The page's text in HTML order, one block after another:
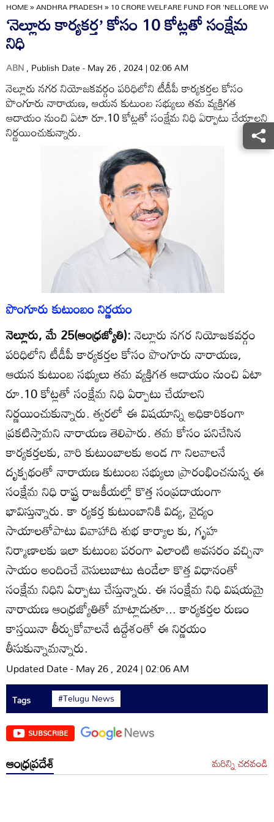
HOME»ANDHRA PRADESH»10 CRORE WELFARE FUND FOR 'NELLORE
‘నెల్లూరు కార్యకర్త’ కోసం 10 కోట్లతో సంక్షేమ
నిధి
ABN, Publish Date - May 26 , 2024 | 02:06 AM
నెల్లూరు నగర నియోజకవర్గం పరిధిలోని టీడీపీ కార్యకర్తల కోసం
పొంగూరు నారాయణ, ఆయన కుటుంబ సభ్యులు తమ వ్యక్తిగత
ఆదాయం నుంచి ఏటా రూ.10 కోట్లతో సంక్షేమ నిధి ఏర్పాటు చేయాలని
నిర్ణయించుకున్నారు.
పొంగూరు కుటుంబం నిర్ణయం
నెల్లూరు, మే 25(ఆంధ్రజ్యోతి):నెల్లూరు నగర నియోజకవర్గం
పరిధిలోని టీడీపీ కార్యకర్తల కోసం పొంగూరు నారాయణ,
ఆయన కుటుంబ సభ్యులు తమ వ్యక్తిగత ఆదాయం నుంచి ఏటా
రూ.10 కోట్లతో సంక్షేమ నిధి ఏర్పాటు చేయాలని
నిర్ణయించుకున్నారు. త్వరలో ఈ విషయాన్ని అధికారికంగా
ప్రకటిస్తామని నారాయణ తెలిపారు. తమ కోసం పనిచేసిన
కార్యకర్తలకు, వారి కుటుంబాలకు అండ గా నిలవాలనే
దృక్పథంతో నారాయణ కుటుంబ సభ్యులు ప్రారంభించనున్న ఈ
సంక్షేమ నిధి రాష్ట్ర రాజకీయల్లో కొత్త సంప్రదాయంగా
భావిస్తున్నారు. కా ర్యకర్త కుటుంబానికి విద్య, వైద్యం
సాయాలతోపాటు వివాహాది శుభ కార్యాల కు, గృహ
నిర్మాణాలకు ఇలా కుటుంబ పరంగా ఎలాంటి అవసరం వచ్చినా
సాయం అందించే వెసులుబాటు ఉండేలా కొత్త విధానంతో
సంక్షేమ నిధిని ఏర్పాటు చేస్తున్నారు. ఈ సంక్షేమ నిధి విషయమై
నారాయణ ఆంధ్రజ్యోతితో మాట్లాడుతూ... కార్యకర్తల రుణం
కాస్తయినా తీర్చుకోవాలనే ఉద్దేశంతో ఈ నిర్ణయం
తీసుకున్నామన్నారు.
Updated Date - May 26 , 2024 | 02:06 AM
Tags #Telugu News
SUBSCRIBE
ఆంధ్రప్రదేశ్ మరిన్ని చదవండి